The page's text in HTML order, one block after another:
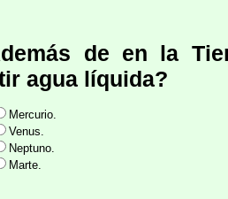
de en la
agua líquida?
Mercurio.
Venus.
Neptuno.
Marte.